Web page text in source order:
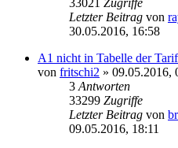
33021 Zugriffe
Letzter Beitrag von
30.05.2016, 16:58
A1 nicht in Tabelle der
von fritschi2 » 09.05.2016,
3 Antworten
33299 Zugriffe
Letzter Beitrag von
09.05.2016, 18:11